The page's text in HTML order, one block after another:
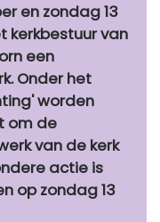
en zondag 13
kerkbestuur van
een
Onder het
worden
om de
van de kerk
actie is
op zondag 13